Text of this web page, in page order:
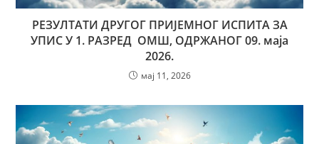
РЕЗУЛТАТИ ДРУГОГ ПРИЈЕМНОГ ИСПИТА ЗА
УПИС У 1. РАЗРЕД ОМШ, ОДРЖАНОГ 09. маја
2026.
мај 11, 2026